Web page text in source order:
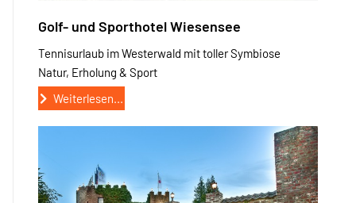
Golf- und Sporthotel Wiesensee
Tennisurlaub im Westerwald mit toller Symbiose
Natur, Erholung & Sport
Weiterlesen...